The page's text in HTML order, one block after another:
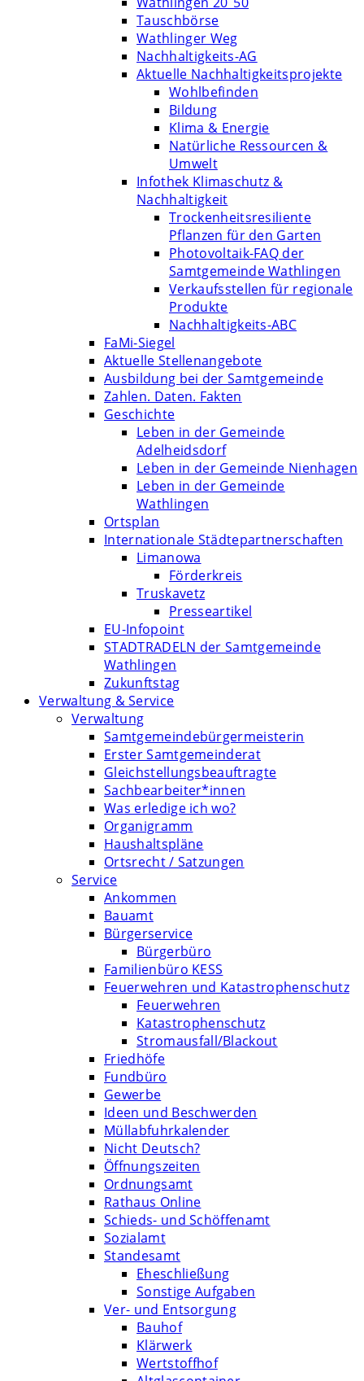
Tauschbörse
Wathlinger Weg
Nachhaltigkeits-AG
Aktuelle Nachhaltigkeitsprojekte
Wohlbefinden
Bildung
Klima & Energie
Natürliche Ressourcen &
Umwelt
Infothek Klimaschutz &
Nachhaltigkeit
Trockenheitsresiliente
Pflanzen für den Garten
Photovoltaik-FAQ der
Samtgemeinde Wathlingen
Verkaufsstellen für regionale
Produkte
Nachhaltigkeits-ABC
FaMi-Siegel
Aktuelle Stellenangebote
Ausbildung bei der Samtgemeinde
Zahlen. Daten. Fakten
Geschichte
Leben in der Gemeinde
Adelheidsdorf
Leben in der Gemeinde Nienhagen
Leben in der Gemeinde
Wathlingen
Ortsplan
Internationale Städtepartnerschaften
Limanowa
Förderkreis
Truskavetz
Presseartikel
EU-Infopoint
STADTRADELN der Samtgemeinde
Wathlingen
Zukunftstag
Verwaltung & Service
Verwaltung
Samtgemeindebürgermeisterin
Erster Samtgemeinderat
Gleichstellungsbeauftragte
Sachbearbeiter*innen
Was erledige ich wo?
Organigramm
Haushaltspläne
Ortsrecht / Satzungen
Service
Ankommen
Bauamt
Bürgerservice
Bürgerbüro
Familienbüro KESS
Feuerwehren und Katastrophenschutz
Feuerwehren
Katastrophenschutz
Stromausfall/Blackout
Friedhöfe
Fundbüro
Gewerbe
Ideen und Beschwerden
Müllabfuhrkalender
Nicht Deutsch?
Öffnungszeiten
Ordnungsamt
Rathaus Online
Schieds- und Schöffenamt
Sozialamt
Standesamt
Eheschließung
Sonstige Aufgaben
Ver- und Entsorgung
Bauhof
Klärwerk
Wertstoffhof